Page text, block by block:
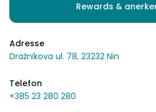
Rewards &
Adresse
Dražnikova ul. 78, 23232 Nin
Telefon
+385 23 280 280